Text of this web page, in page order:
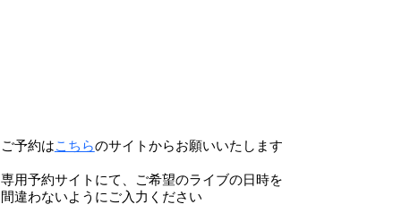
ご予約はこちらのサイトからお願いいたします
専用予約サイトにて、ご希望のライブの日時を
間違わないようにご入力ください